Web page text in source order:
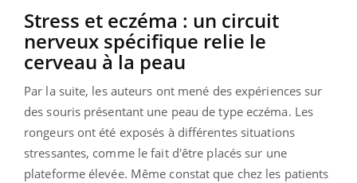
Stress et eczéma : un circuit
nerveux spécifique relie le
cerveau à la peau
Par la suite, les auteurs ont mené des expériences sur
des souris présentant une peau de type eczéma. Les
rongeurs ont été exposés à différentes situations
stressantes, comme le fait d'être placés sur une
plateforme élevée. Même constat que chez les patients